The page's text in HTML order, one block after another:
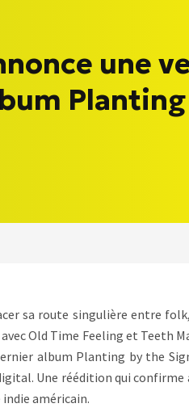
une
sa route singulière entre
Old Time Feeling et Teeth
album Planting by the
Une réédition qui confirme
indie américain.